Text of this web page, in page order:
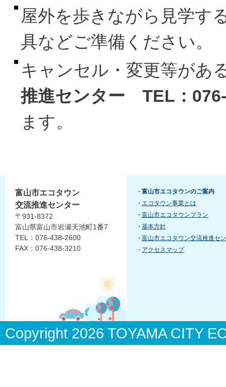
屋外を歩きながら見学す
具などご準備ください。
キャンセル・変更等があ
推進センター TEL：
ます。
富山市エコタウン
交流推進センター
〒931-8372
富山県富山市岩瀬天池町1番7
TEL：076-438-2600
FAX：076-438-3210
富山市エコタウンのご案内
エコタウン事業とは
富山市エコタウンプラン
基本方針
富山市エコタウン交流推進セ
アクセスマップ
Copyright 2026 TOYAMA CITY